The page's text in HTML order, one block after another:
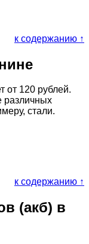
к содержанию ↑
от 120 рублей.
различных
стали.
к содержанию ↑
(акб) в